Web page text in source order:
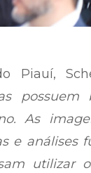
Piauí,
As
e análises
utilizar